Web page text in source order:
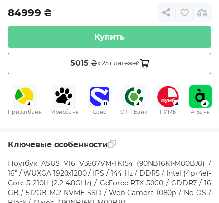
84999 ₴
Купить
5015 ₴x 25 платежей
Приватбанк Монобанк Сенс ОТП Банк ПУМБ A-Банк
Ключевые особенности
Ноутбук ASUS V16 V3607VM-TK154 (90NB16K1-M00BJ0) /
16" / WUXGA 1920x1200 / IPS / 144 Hz / DDR5 / Intel (4p+4e)-
Core 5 210H (2.2-4.8GHz) / GeForce RTX 5060 / GDDR7 / 16
GB / 512GB M.2 NVME SSD / Web Camera 1080p / No OS /